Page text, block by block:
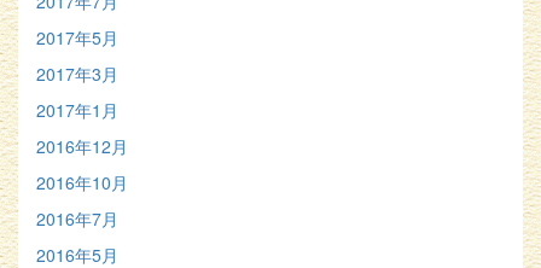
2017年5月
2017年3月
2017年1月
2016年12月
2016年10月
2016年7月
2016年5月